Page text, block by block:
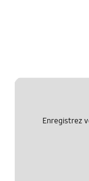
snsEnregistrez